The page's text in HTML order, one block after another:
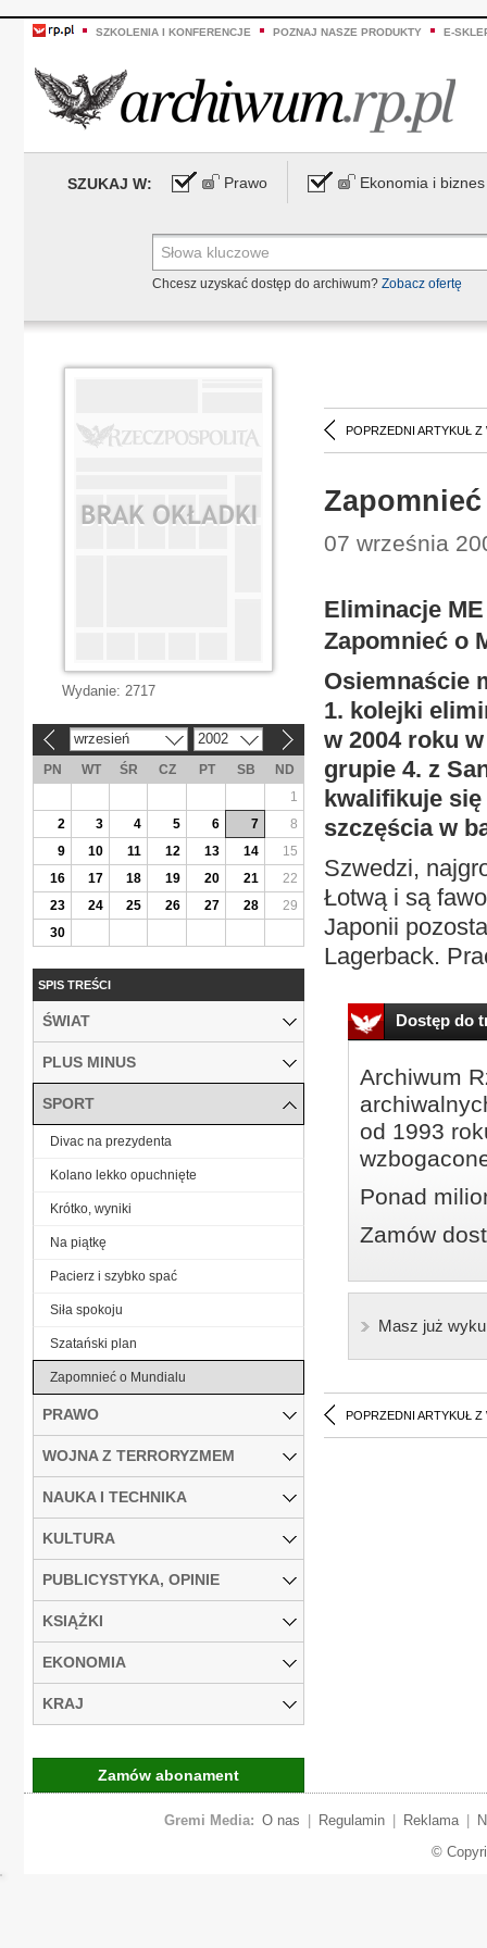
SZKOLENIA I KONFERENCJE POZNAJ NASZE PRODUKTY E-
SZUKAJ W: Prawo Ekonomia i biznes
Chcesz uzyskać dostęp do archiwum? Zobacz ofertę
POPRZEDNI ARTYKUŁ Z
07 września
Eliminacje ME
Zapomnieć o
Osiemnaście
1. kolejki
w 2004 roku
grupie 4. z
kwalifikuje
szczęścia w
Szwedzi,
Łotwą i są
Japonii
Lagerback.
Dostęp do
Archiwum
od 1993
Ponad
Zamów
Masz już
POPRZEDNI ARTYKUŁ Z
Wydanie: 2717
wrzesień 2002
PN WT ŚR CZ PT SB
ND
1
2
3 4 5 6 7
8
9
10 11 12 13 14
15
16
17 18 19 20 21
22
23
24 25 26 27 28
29
30
SPIS TREŚCI
ŚWIAT
PLUS MINUS
SPORT
Divac na prezydenta
Kolano lekko opuchnięte
Krótko, wyniki
Na piątkę
Pacierz i szybko spać
Siła spokoju
Szatański plan
Zapomnieć o Mundialu
PRAWO
WOJNA Z TERRORYZMEM
NAUKA I TECHNIKA
KULTURA
PUBLICYSTYKA, OPINIE
KSIĄŻKI
EKONOMIA
KRAJ
Zamów abonament
Gremi Media: O nas Regulamin Reklama
©